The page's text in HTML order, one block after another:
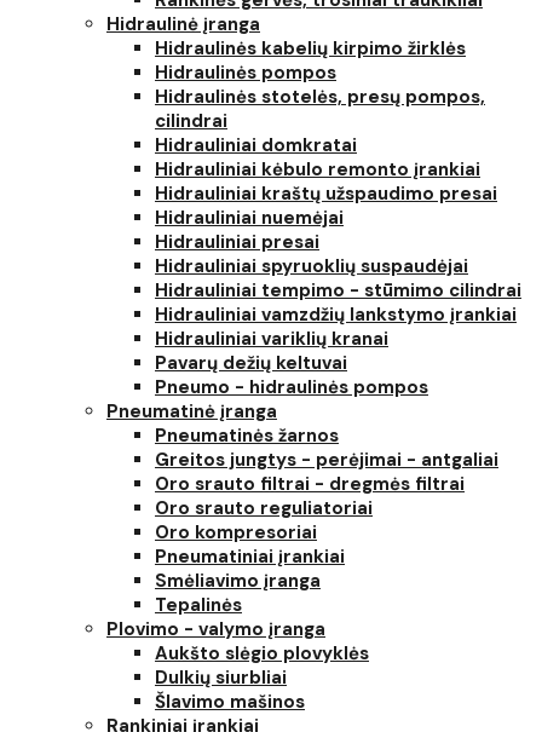
Hidraulinė įranga
Hidraulinės kabelių kirpimo žirklės
Hidraulinės pompos
Hidraulinės stotelės, presų pompos,
cilindrai
Hidrauliniai domkratai
Hidrauliniai kėbulo remonto įrankiai
Hidrauliniai kraštų užspaudimo presai
Hidrauliniai nuemėjai
Hidrauliniai presai
Hidrauliniai spyruoklių suspaudėjai
Hidrauliniai tempimo - stūmimo cilindrai
Hidrauliniai vamzdžių lankstymo įrankiai
Hidrauliniai variklių kranai
Pavarų dežių keltuvai
Pneumo - hidraulinės pompos
Pneumatinė įranga
Pneumatinės žarnos
Greitos jungtys - perėjimai - antgaliai
Oro srauto filtrai - dregmės filtrai
Oro srauto reguliatoriai
Oro kompresoriai
Pneumatiniai įrankiai
Smėliavimo įranga
Tepalinės
Plovimo - valymo įranga
Aukšto slėgio plovyklės
Dulkių siurbliai
Šlavimo mašinos
Rankiniai įrankiai